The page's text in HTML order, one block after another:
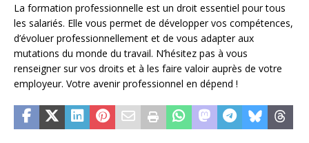
La formation professionnelle est un droit essentiel pour tous
les salariés. Elle vous permet de développer vos compétences,
d’évoluer professionnellement et de vous adapter aux
mutations du monde du travail. N’hésitez pas à vous
renseigner sur vos droits et à les faire valoir auprès de votre
employeur. Votre avenir professionnel en dépend !